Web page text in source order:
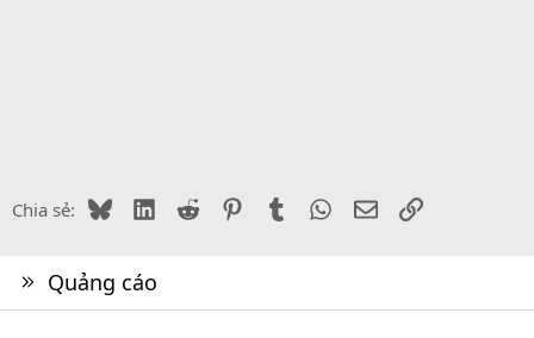
Chia sẻ: BlueskyLinkedIn
Reddit PinterestTumblr WhatsApp
EmailLink
Quảng cáo